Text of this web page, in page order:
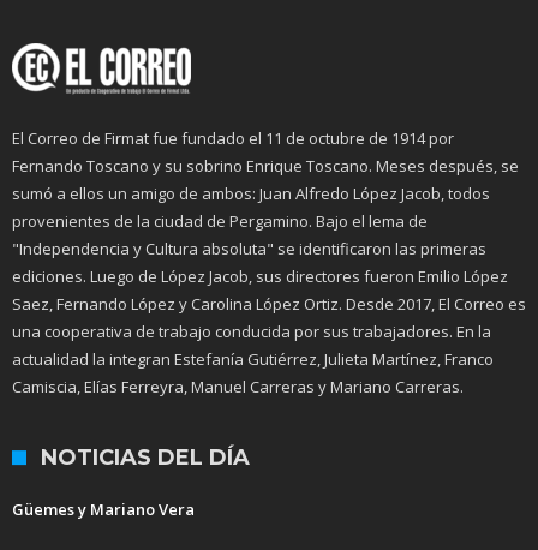
El Correo de Firmat fue fundado el 11 de octubre de 1914 por
Fernando Toscano y su sobrino Enrique Toscano. Meses después, se
sumó a ellos un amigo de ambos: Juan Alfredo López Jacob, todos
provenientes de la ciudad de Pergamino. Bajo el lema de
"Independencia y Cultura absoluta" se identificaron las primeras
ediciones. Luego de López Jacob, sus directores fueron Emilio López
Saez, Fernando López y Carolina López Ortiz. Desde 2017, El Correo es
una cooperativa de trabajo conducida por sus trabajadores. En la
actualidad la integran Estefanía Gutiérrez, Julieta Martínez, Franco
Camiscia, Elías Ferreyra, Manuel Carreras y Mariano Carreras.
NOTICIAS DEL DÍA
Güemes y Mariano Vera